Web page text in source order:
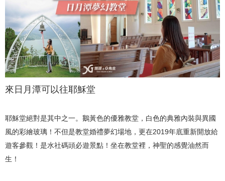
來日月潭可以往耶穌堂
耶穌堂絕對是其中之一。鵝黃色的優雅教堂，白色的典雅內裝與異國
風的彩繪玻璃！不但是教堂婚禮夢幻場地，更在2019年底重新開放給
遊客參觀！是水社碼頭必遊景點！坐在教堂裡，神聖的感覺油然而
生！